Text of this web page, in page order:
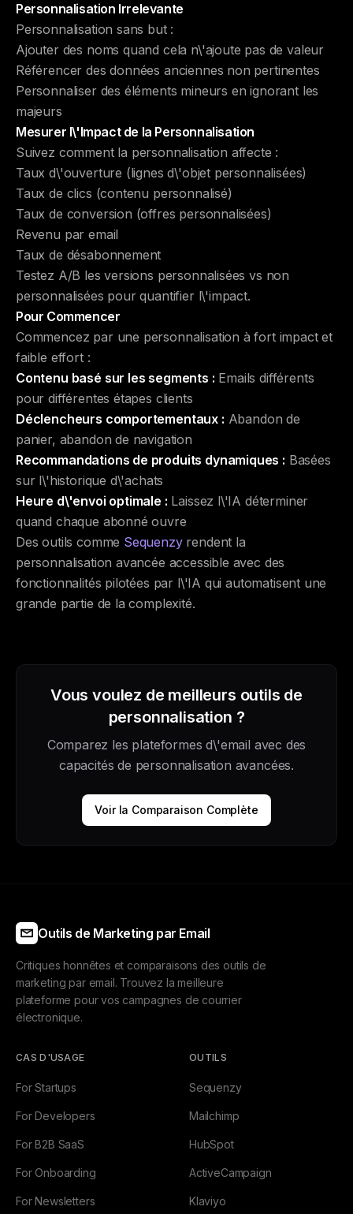
Personnalisation Irrelevante
Personnalisation sans but :
Ajouter des noms quand cela n\'ajoute pas de valeur
Référencer des données anciennes non pertinentes
Personnaliser des éléments mineurs en ignorant les
majeurs
Mesurer l\'Impact de la Personnalisation
Suivez comment la personnalisation affecte :
Taux d\'ouverture (lignes d\'objet personnalisées)
Taux de clics (contenu personnalisé)
Taux de conversion (offres personnalisées)
Revenu par email
Taux de désabonnement
Testez A/B les versions personnalisées vs non
personnalisées pour quantifier l\'impact.
Pour Commencer
Commencez par une personnalisation à fort impact et
faible effort :
Contenu basé sur les segments : Emails différents
pour différentes étapes clients
Déclencheurs comportementaux : Abandon de
panier, abandon de navigation
Recommandations de produits dynamiques : Basées
sur l\'historique d\'achats
Heure d\'envoi optimale : Laissez l\'IA déterminer
quand chaque abonné ouvre
Des outils comme Sequenzyrendent la
personnalisation avancée accessible avec des
fonctionnalités pilotées par l\'IA qui automatisent une
grande partie de la complexité.
Vous voulez de meilleurs outils de
personnalisation ?
Comparez les plateformes d\'email avec des
capacités de personnalisation avancées.
Voir la Comparaison Complète
Outils de Marketing par Email
Critiques honnêtes et comparaisons des outils de
marketing par email. Trouvez la meilleure
plateforme pour vos campagnes de courrier
électronique.
CAS D'USAGE
For Startups
For Developers
For B2B SaaS
For Onboarding
For Newsletters
OUTILS
Sequenzy
Mailchimp
HubSpot
ActiveCampaign
Klaviyo